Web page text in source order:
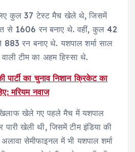
कुल 37 टेस्ट मैच खेले थे, जिसमें
से 1606 रन बनाए थे. वहीं, कुल 42
883 रन बनाए थे. यशपाल शर्मा साल
टीम का अहम हिस्सा थे.
पार्टी का चुनाव निशान क्रिकेट का
मरियम नवाज
खेले गए पहले मैच में यशपाल
पारी खेली थी, जिसमें टीम इंडिया की
सेमीफाइनल में भी यशपाल शर्मा